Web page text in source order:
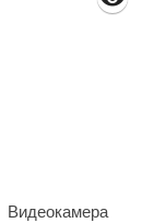
Видеокамера